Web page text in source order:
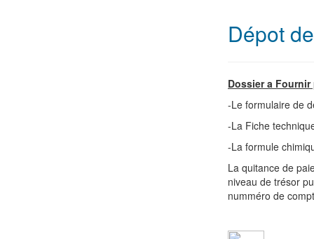
Dépot
Dossier a
-Le formulaire de
-La Fiche
-La formule
La quitance de
niveau de trésor
numméro de